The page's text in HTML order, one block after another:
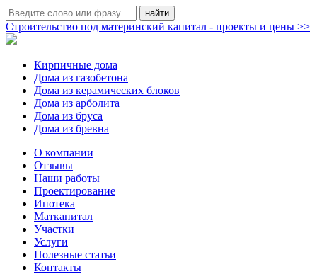
Строительство под материнский капитал - проекты и цены >>
Кирпичные дома
Дома из газобетона
Дома из керамических блоков
Дома из арболита
Дома из бруса
Дома из бревна
О компании
Отзывы
Наши работы
Проектирование
Ипотека
Маткапитал
Участки
Услуги
Полезные статьи
Контакты